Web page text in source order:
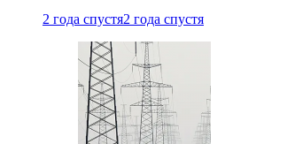
2 года спустя2 года спустя